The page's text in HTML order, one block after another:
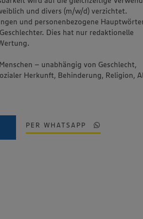
und divers (m/w/d) verzichtet.
und personenbezogene
Dies hat nur redaktionelle
– unabhängig von Geschlecht,
Herkunft, Behinderung, Religion,
PER WHATSAPP